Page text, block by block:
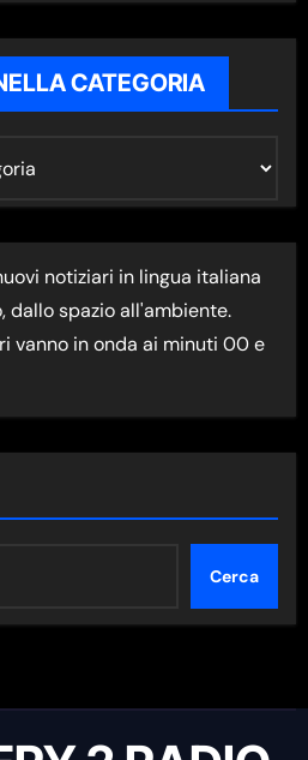
CATEGORIA
notiziari in lingua italiana
dallo spazio all'ambiente.
vanno in onda ai minuti 00 e
Cerca